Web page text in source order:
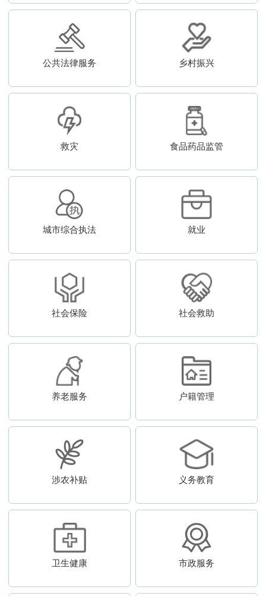
公共法律服务 乡村振兴
救灾 食品药品监管
城市综合执法 就业
社会保险 社会救助
养老服务 户籍管理
涉农补贴 义务教育
卫生健康 市政服务